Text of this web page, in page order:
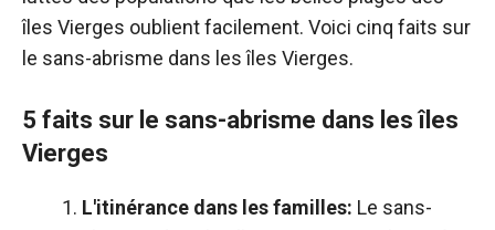
îles Vierges oublient facilement. Voici cinq faits sur
le sans-abrisme dans les îles Vierges.
5 faits sur le sans-abrisme dans les îles
Vierges
L'itinérance dans les familles: Le sans-